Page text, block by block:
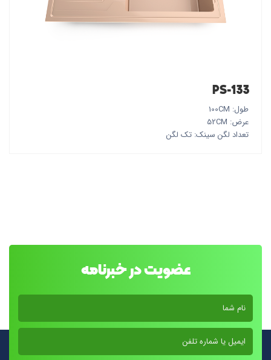
PS-133
طول: 100CM
عرض: 52CM
تعداد لگن سینک: تک لگن
عضویت در خبرنامه